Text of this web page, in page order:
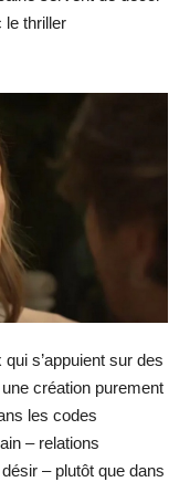
le thriller
s’appuient sur des
création purement
les codes
– relations
– plutôt que dans